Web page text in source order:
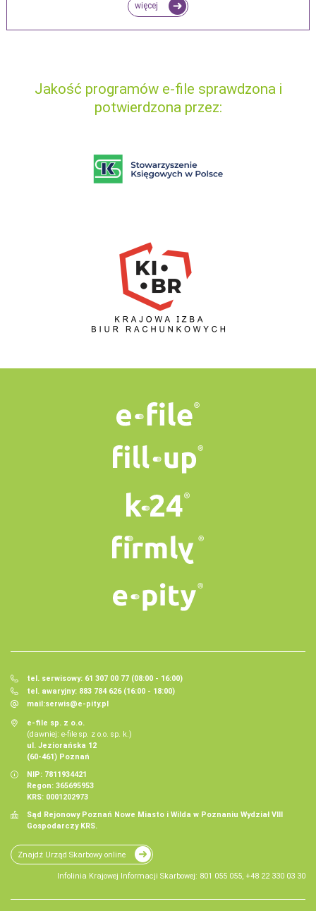
więcej
Jakość programów e-file sprawdzona i
potwierdzona przez:
tel. serwisowy: 61 307 00 77 (08:00 - 16:00)
tel. awaryjny: 883 784 626 (16:00 - 18:00)
mail:serwis@e-pity.pl
e-file sp. z o.o.
(dawniej: e-file sp. z o.o. sp. k.)
ul. Jeziorańska 12
(60-461) Poznań
NIP: 7811934421
Regon: 365695953
KRS: 0001202973
Sąd Rejonowy Poznań Nowe Miasto i Wilda w Poznaniu Wydział VIII
Gospodarczy KRS.
Znajdź Urząd Skarbowy online
Infolinia Krajowej Informacji Skarbowej: 801 055 055, +48 22 330 03 30